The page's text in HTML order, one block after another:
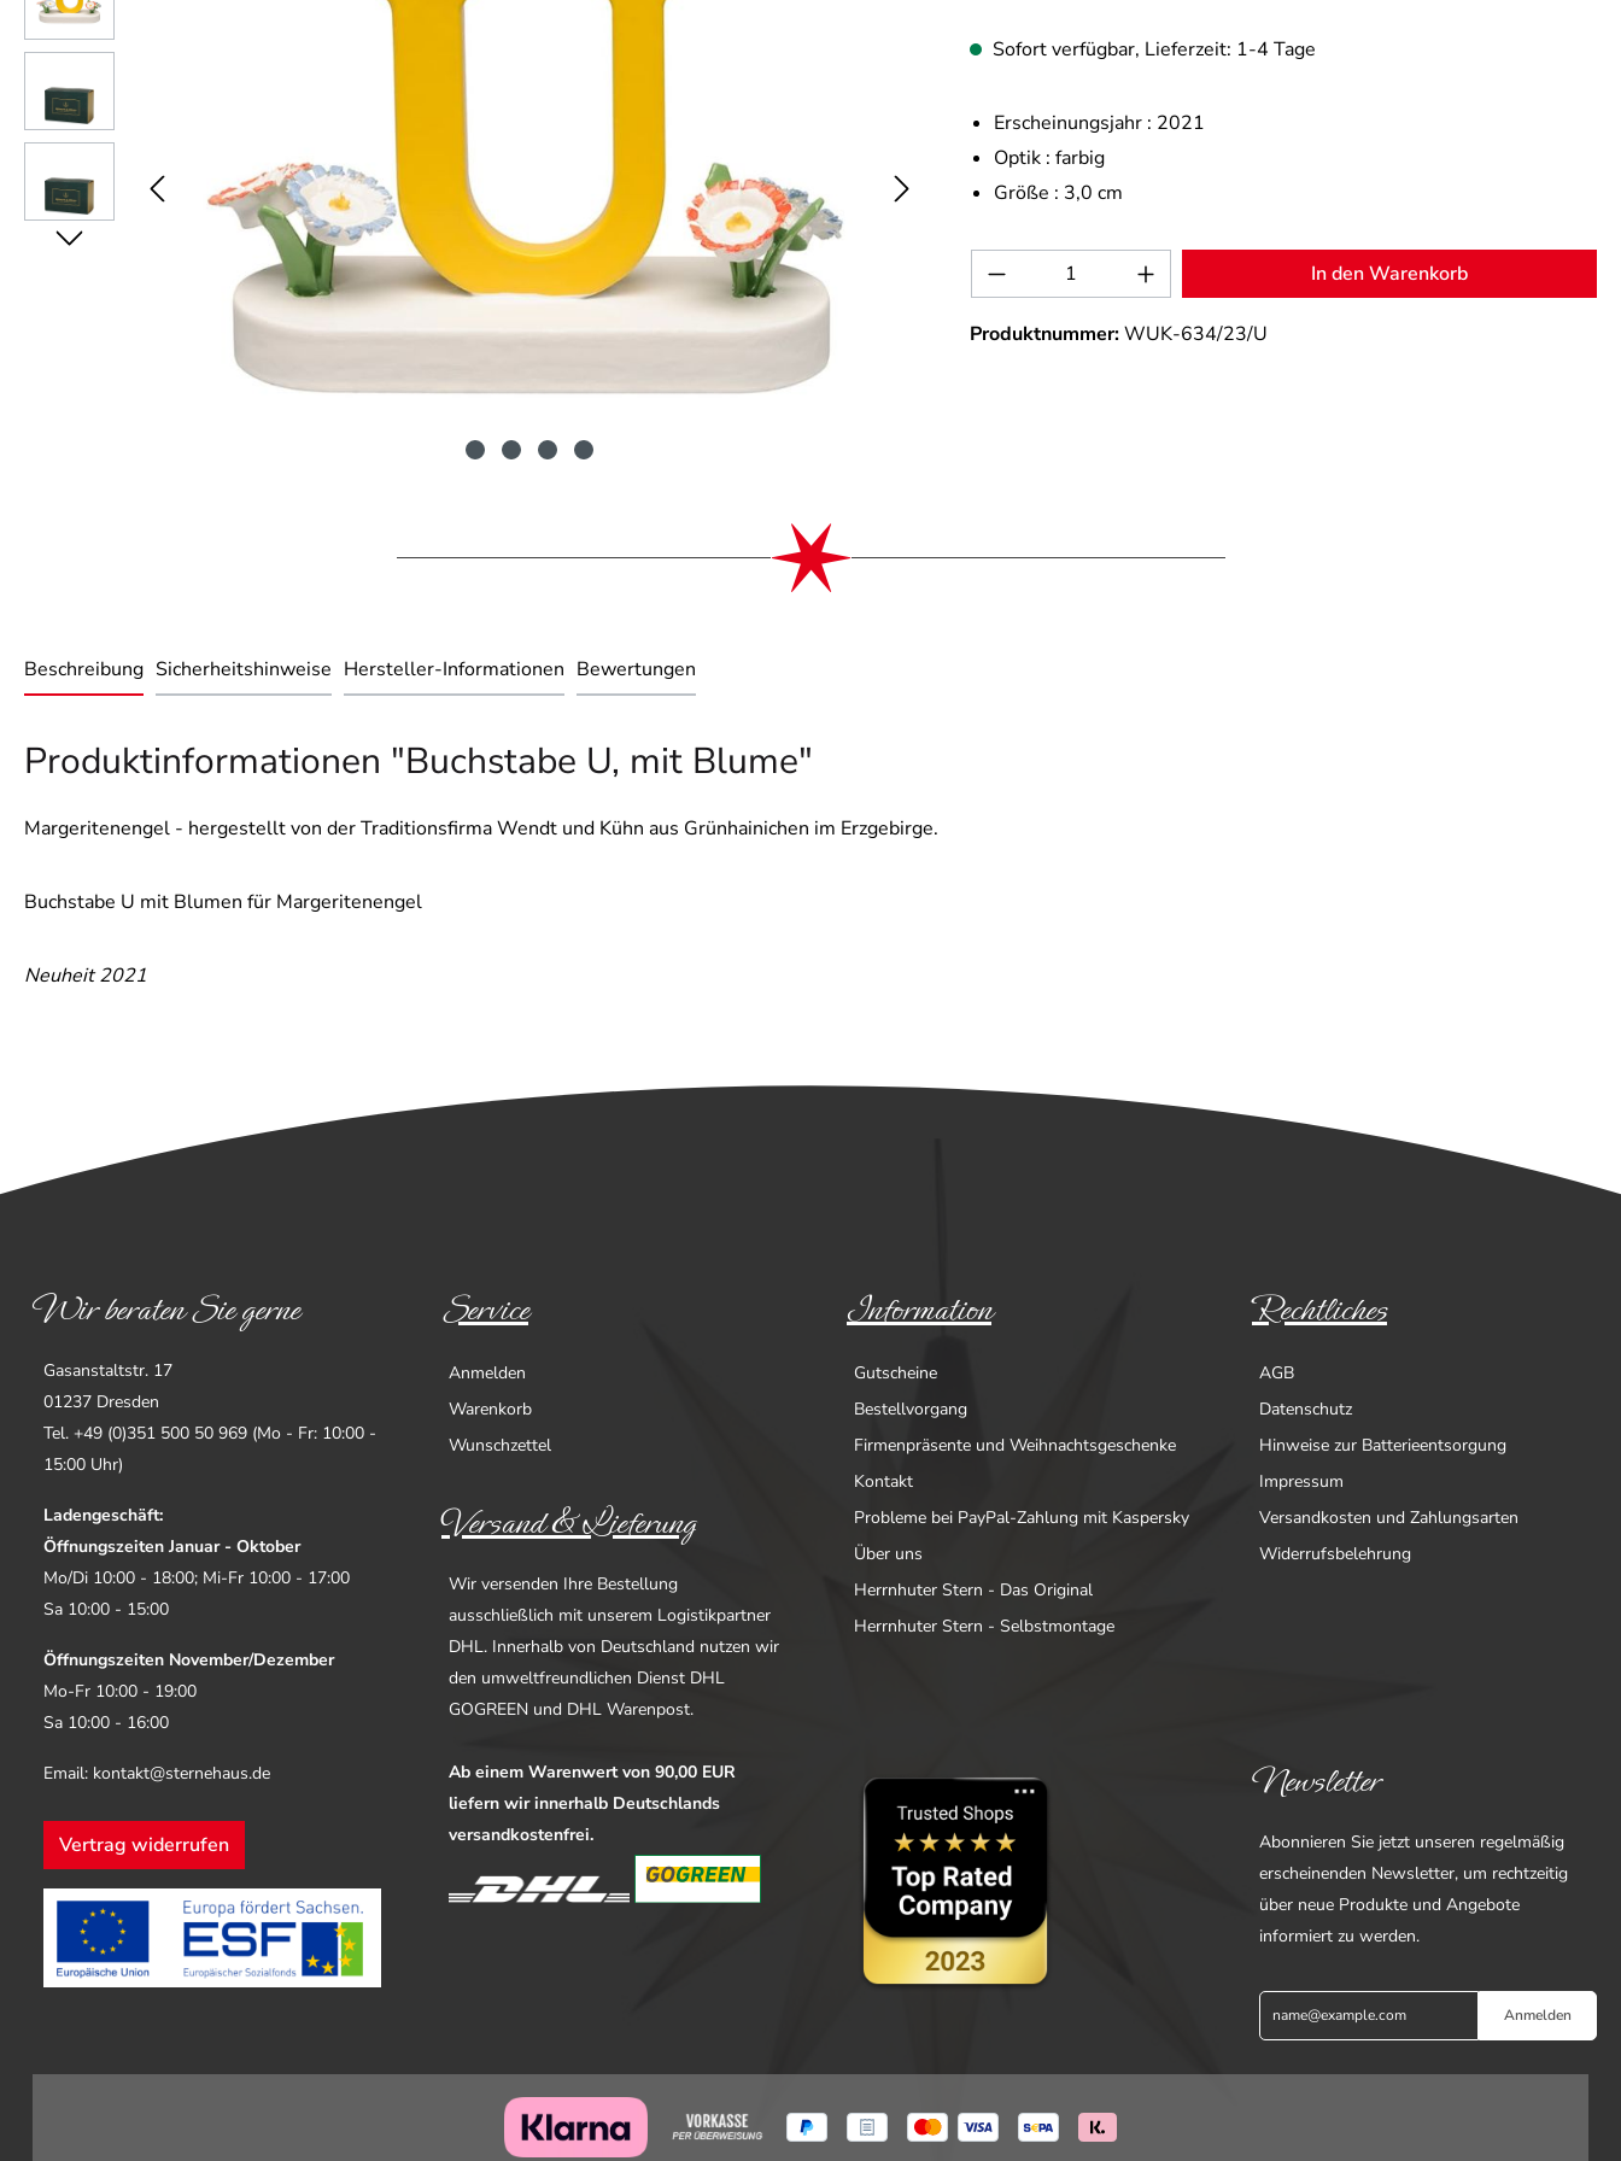
Sofort verfügbar, Lieferzeit: 1-4 Tage
Erscheinungsjahr : 2021
Optik : farbig
Größe : 3,0 cm
Produkt Anzahl: Gib den gewünschten Wert ein
In den Warenkorb
Produktnummer:WUK-634/23/U
Beschreibung Sicherheitshinweise Hersteller-Informationen Bewertungen
Produktinformationen "Buchstabe U, mit Blume"
Margeritenengel - hergestellt von der Traditionsfirma Wendt und Kühn aus Grünhainichen im Erzgebirge.
Buchstabe U mit Blumen für Margeritenengel
Neuheit 2021
Wir beraten Sie gerne
Gasanstaltstr. 17
01237 Dresden
Tel. +49 (0)351 500 50 969 (Mo - Fr: 10:00 -
15:00 Uhr)
Ladengeschäft:
Öffnungszeiten Januar - Oktober
Mo/Di 10:00 - 18:00; Mi-Fr 10:00 - 17:00
Sa 10:00 - 15:00
Öffnungszeiten November/Dezember
Mo-Fr 10:00 - 19:00
Sa 10:00 - 16:00
Email: kontakt@sternehaus.de
Vertrag widerrufen
Service
Anmelden
Warenkorb
Wunschzettel
Information
Gutscheine
Bestellvorgang
Firmenpräsente und Weihnachtsgeschenke
Kontakt
Probleme bei PayPal-Zahlung mit Kaspersky
Über uns
Herrnhuter Stern - Das Original
Herrnhuter Stern - Selbstmontage
Rechtliches
AGB
Datenschutz
Hinweise zur Batterieentsorgung
Impressum
Versandkosten und Zahlungsarten
Widerrufsbelehrung
Versand & Lieferung
Wir versenden Ihre Bestellung
ausschließlich mit unserem Logistikpartner
DHL. Innerhalb von Deutschland nutzen wir
den umweltfreundlichen Dienst DHL
GOGREEN und DHL Warenpost.
Ab einem Warenwert von 90,00 EUR
liefern wir innerhalb Deutschlands
versandkostenfrei.
Newsletter
Abonnieren Sie jetzt unseren regelmäßig
erscheinenden Newsletter, um rechtzeitig
über neue Produkte und Angebote
informiert zu werden.
Anmelden